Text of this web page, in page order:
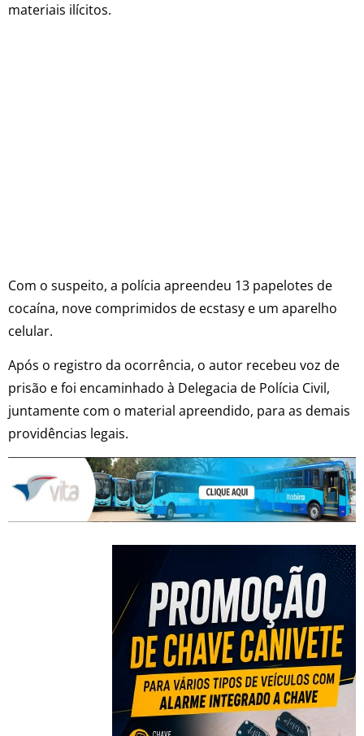
materiais ilícitos.
Com o suspeito, a polícia apreendeu 13 papelotes de
cocaína, nove comprimidos de ecstasy e um aparelho
celular.
Após o registro da ocorrência, o autor recebeu voz de
prisão e foi encaminhado à Delegacia de Polícia Civil,
juntamente com o material apreendido, para as demais
providências legais.